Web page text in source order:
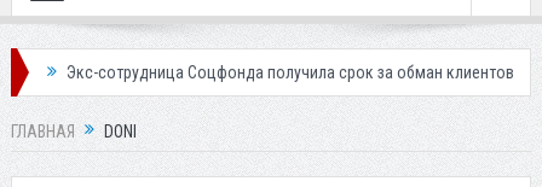
сотрудница Соцфонда получила срок за обман клиентов Жителей
ГЛАВНАЯ DONI